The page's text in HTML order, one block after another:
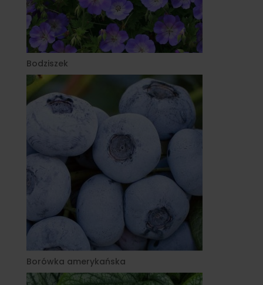
Bodziszek
Borówka amerykańska